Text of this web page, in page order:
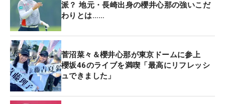
派？ 地元・長崎出身の櫻井心那の強いこだ
わりとは……
菅沼菜々＆櫻井心那が東京ドームに参上
櫻坂46のライブを満喫「最高にリフレッシ
ュできました」